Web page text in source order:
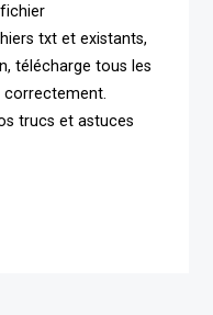
txt et existants,
télécharge tous les
correctement.
trucs et astuces